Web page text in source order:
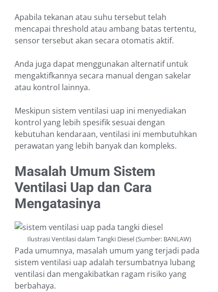
Apabila tekanan atau suhu tersebut telah
mencapai threshold atau ambang batas tertentu,
sensor tersebut akan secara otomatis aktif.
Anda juga dapat menggunakan alternatif untuk
mengaktifkannya secara manual dengan sakelar
atau kontrol lainnya.
Meskipun sistem ventilasi uap ini menyediakan
kontrol yang lebih spesifik sesuai dengan
kebutuhan kendaraan, ventilasi ini membutuhkan
perawatan yang lebih banyak dan kompleks.
Masalah Umum Sistem
Ventilasi Uap dan Cara
Mengatasinya
Ilustrasi Ventilasi dalam Tangki Diesel (Sumber: BANLAW)
Pada umumnya, masalah umum yang terjadi pada
sistem ventilasi uap adalah tersumbatnya lubang
ventilasi dan mengakibatkan ragam risiko yang
berbahaya.